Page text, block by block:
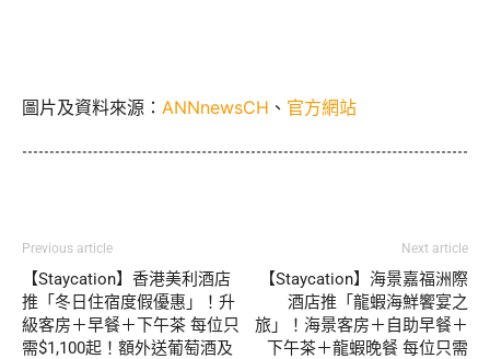
圖片及資料來源： ANNnewsCH 、 官方網站
Previous article
【Staycation】香港美利酒店
推「冬日住宿度假優惠」！升
級客房＋早餐＋下午茶 每位只
需$1,100起！額外送葡萄酒及
Next article
【Staycation】海景嘉福洲際
酒店推「龍蝦海鮮饗宴之
旅」！海景客房＋自助早餐＋
下午茶＋龍蝦晚餐 每位只需